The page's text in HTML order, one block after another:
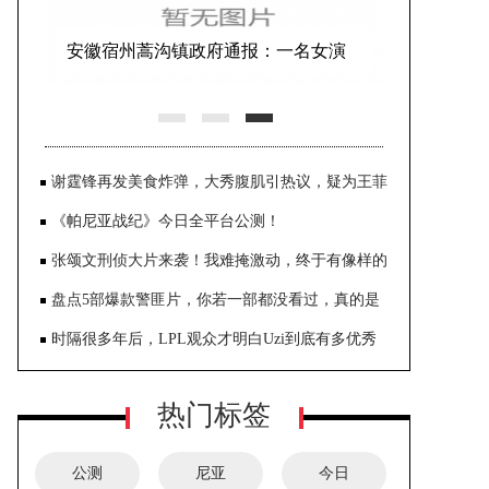
人人人人人你人人人人人！五一假期
谢霆锋再发美食炸弹，大秀腹肌引热议，疑为王菲
庆生心情好
《帕尼亚战纪》今日全平台公测！
张颂文刑侦大片来袭！我难掩激动，终于有像样的
悬疑刑侦大片了
盘点5部爆款警匪片，你若一部都没看过，真的是
太可惜了
时隔很多年后，LPL观众才明白Uzi到底有多优秀
热门标签
公测 尼亚 今日